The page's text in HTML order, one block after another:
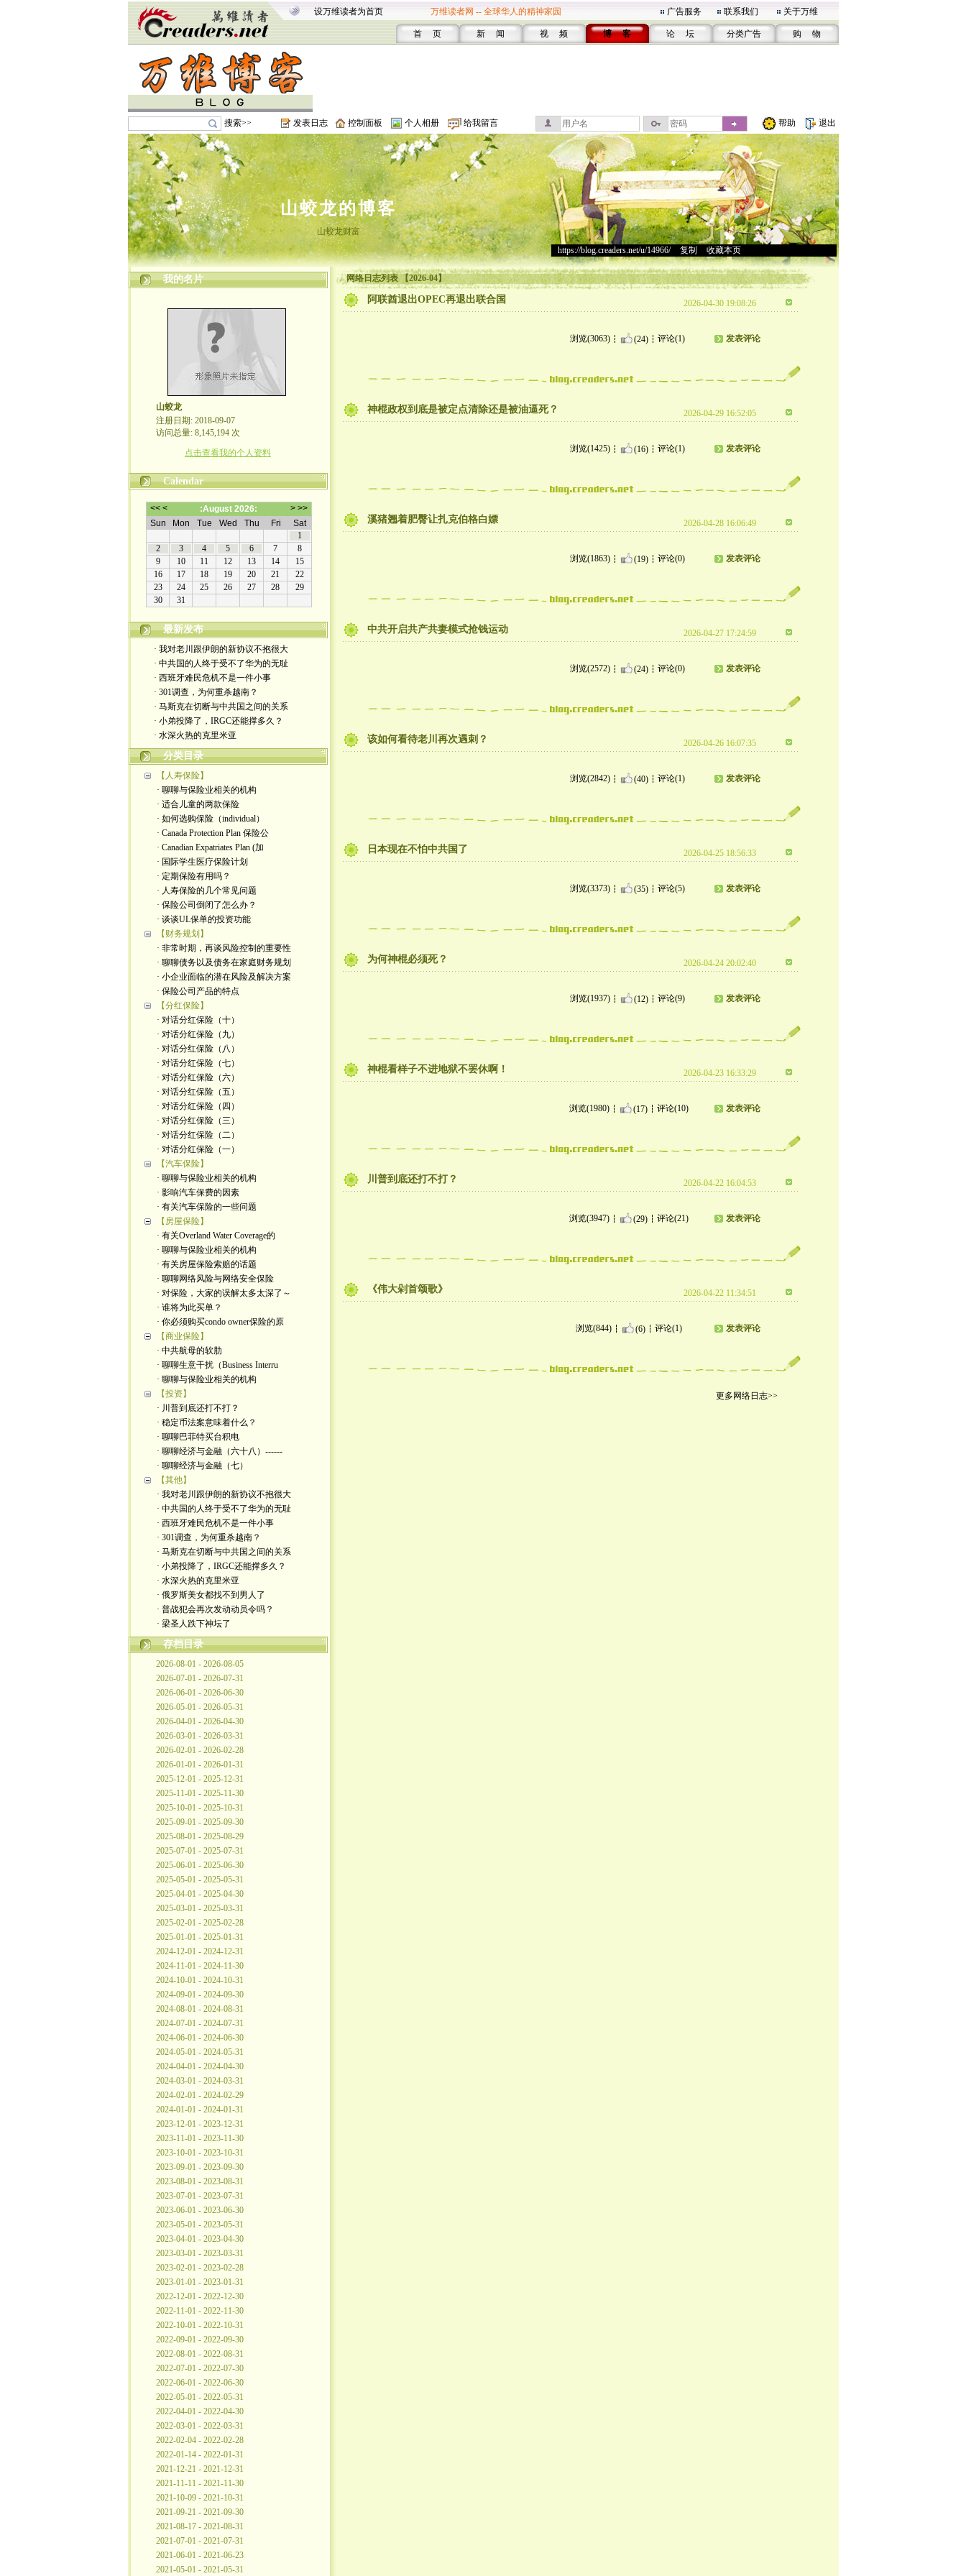
设万维读者为首页 万维读者网 -- 全球华人的精神家园 广告服务 联系我们 关于万维
首 页 新 闻 视 频 博 客 论 坛 分类广告 购 物
搜索>> 发表日志 控制面板 个人相册 给我留言 帮助 退出
山蛟龙的博客
山蛟龙财富
https://blog.creaders.net/u/14966/> 复制 收藏本页
我的名片
山蛟龙
注册日期: 2018-09-07
访问总量: 8,145,194 次
点击查看我的个人资料
Calendar
最新发布
· 我对老川跟伊朗的新协议不抱很大
· 中共国的人终于受不了华为的无耻
· 西班牙难民危机不是一件小事
· 301调查，为何重杀越南？
· 马斯克在切断与中共国之间的关系
· 小弟投降了，IRGC还能撑多久？
· 水深火热的克里米亚
分类目录
【人寿保险】
· 聊聊与保险业相关的机构
· 适合儿童的两款保险
· 如何选购保险（individual）
· Canada Protection Plan 保险公
· Canadian Expatriates Plan (加
· 国际学生医疗保险计划
· 定期保险有用吗？
· 人寿保险的几个常见问题
· 保险公司倒闭了怎么办？
· 谈谈UL保单的投资功能
【财务规划】
· 非常时期，再谈风险控制的重要性
· 聊聊债务以及债务在家庭财务规划
· 小企业面临的潜在风险及解决方案
· 保险公司产品的特点
【分红保险】
· 对话分红保险（十）
· 对话分红保险（九）
· 对话分红保险（八）
· 对话分红保险（七）
· 对话分红保险（六）
· 对话分红保险（五）
· 对话分红保险（四）
· 对话分红保险（三）
· 对话分红保险（二）
· 对话分红保险（一）
【汽车保险】
· 聊聊与保险业相关的机构
· 影响汽车保费的因素
· 有关汽车保险的一些问题
【房屋保险】
· 有关Overland Water Coverage的
· 聊聊与保险业相关的机构
· 有关房屋保险索赔的话题
· 聊聊网络风险与网络安全保险
· 对保险，大家的误解太多太深了～
· 谁将为此买单？
· 你必须购买condo owner保险的原
【商业保险】
· 中共航母的软肋
· 聊聊生意干扰（Business Interru
· 聊聊与保险业相关的机构
【投资】
· 川普到底还打不打？
· 稳定币法案意味着什么？
· 聊聊巴菲特买台积电
· 聊聊经济与金融（六十八）------
· 聊聊经济与金融（七）
【其他】
· 我对老川跟伊朗的新协议不抱很大
· 中共国的人终于受不了华为的无耻
· 西班牙难民危机不是一件小事
· 301调查，为何重杀越南？
· 马斯克在切断与中共国之间的关系
· 小弟投降了，IRGC还能撑多久？
· 水深火热的克里米亚
· 俄罗斯美女都找不到男人了
· 普战犯会再次发动动员令吗？
· 梁圣人跌下神坛了
存档目录
2026-08-01 - 2026-08-05
2026-07-01 - 2026-07-31
2026-06-01 - 2026-06-30
2026-05-01 - 2026-05-31
2026-04-01 - 2026-04-30
2026-03-01 - 2026-03-31
2026-02-01 - 2026-02-28
2026-01-01 - 2026-01-31
2025-12-01 - 2025-12-31
2025-11-01 - 2025-11-30
2025-10-01 - 2025-10-31
2025-09-01 - 2025-09-30
2025-08-01 - 2025-08-29
2025-07-01 - 2025-07-31
2025-06-01 - 2025-06-30
2025-05-01 - 2025-05-31
2025-04-01 - 2025-04-30
2025-03-01 - 2025-03-31
2025-02-01 - 2025-02-28
2025-01-01 - 2025-01-31
2024-12-01 - 2024-12-31
2024-11-01 - 2024-11-30
2024-10-01 - 2024-10-31
2024-09-01 - 2024-09-30
2024-08-01 - 2024-08-31
2024-07-01 - 2024-07-31
2024-06-01 - 2024-06-30
2024-05-01 - 2024-05-31
2024-04-01 - 2024-04-30
2024-03-01 - 2024-03-31
2024-02-01 - 2024-02-29
2024-01-01 - 2024-01-31
2023-12-01 - 2023-12-31
2023-11-01 - 2023-11-30
2023-10-01 - 2023-10-31
2023-09-01 - 2023-09-30
2023-08-01 - 2023-08-31
2023-07-01 - 2023-07-31
2023-06-01 - 2023-06-30
2023-05-01 - 2023-05-31
2023-04-01 - 2023-04-30
2023-03-01 - 2023-03-31
2023-02-01 - 2023-02-28
2023-01-01 - 2023-01-31
2022-12-01 - 2022-12-30
2022-11-01 - 2022-11-30
2022-10-01 - 2022-10-31
2022-09-01 - 2022-09-30
2022-08-01 - 2022-08-31
2022-07-01 - 2022-07-30
2022-06-01 - 2022-06-30
2022-05-01 - 2022-05-31
2022-04-01 - 2022-04-30
2022-03-01 - 2022-03-31
2022-02-04 - 2022-02-28
2022-01-14 - 2022-01-31
2021-12-21 - 2021-12-31
2021-11-11 - 2021-11-30
2021-10-09 - 2021-10-31
2021-09-21 - 2021-09-30
2021-08-17 - 2021-08-31
2021-07-01 - 2021-07-31
2021-06-01 - 2021-06-23
2021-05-01 - 2021-05-31
网络日志列表 【2026-04】
阿联酋退出OPEC再退出联合国 2026-04-30 19:08:26
浏览(3063) (24) 评论(1) 发表评论
神棍政权到底是被定点清除还是被油逼死？ 2026-04-29 16:52:05
浏览(1425) (16) 评论(1) 发表评论
溪猪翘着肥臀让扎克伯格白嫖 2026-04-28 16:06:49
浏览(1863) (19) 评论(0) 发表评论
中共开启共产共妻模式抢钱运动 2026-04-27 17:24:59
浏览(2572) (24) 评论(0) 发表评论
该如何看待老川再次遇刺？ 2026-04-26 16:07:35
浏览(2842) (40) 评论(1) 发表评论
日本现在不怕中共国了 2026-04-25 18:56:33
浏览(3373) (35) 评论(5) 发表评论
为何神棍必须死？ 2026-04-24 20:02:40
浏览(1937) (12) 评论(9) 发表评论
神棍看样子不进地狱不罢休啊！ 2026-04-23 16:33:29
浏览(1980) (17) 评论(10) 发表评论
川普到底还打不打？ 2026-04-22 16:04:53
浏览(3947) (29) 评论(21) 发表评论
《伟大剁首颂歌》 2026-04-22 11:34:51
浏览(844) (6) 评论(1) 发表评论
更多网络日志>>